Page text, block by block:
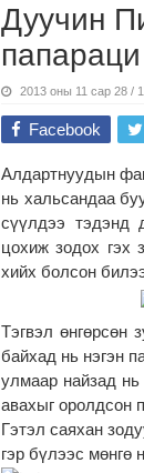
Дуучин
2013 оны 11 сар 28 /
Facebook
Алдартнуудын
нь хальсандаа
сүүлдээ тэдэнд
цохиж зодох гэх
хийх болсон
Тэгвэл өнгөрсөн
байхад нь нэгэн
улмаар найзад
авахыг оролдсон
Гэтэл саяхан
гэр бүлээс мөнгө